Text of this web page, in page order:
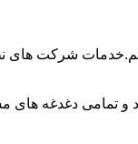
شرکت های
تمامی دغدغه های